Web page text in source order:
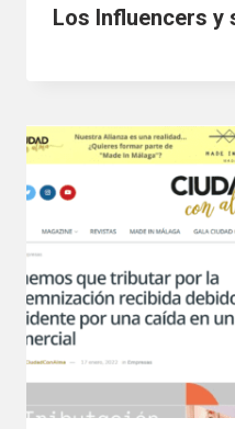
Los Influencers y